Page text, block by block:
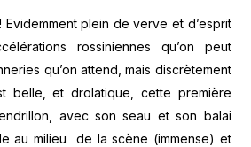
Evidemment plein de verve et d’esprit
rossiniennes qu’on peut
qu’on attend, mais discrètement
belle, et drolatique, cette première
avec son seau et son balai
au milieu de la scène (immense) et